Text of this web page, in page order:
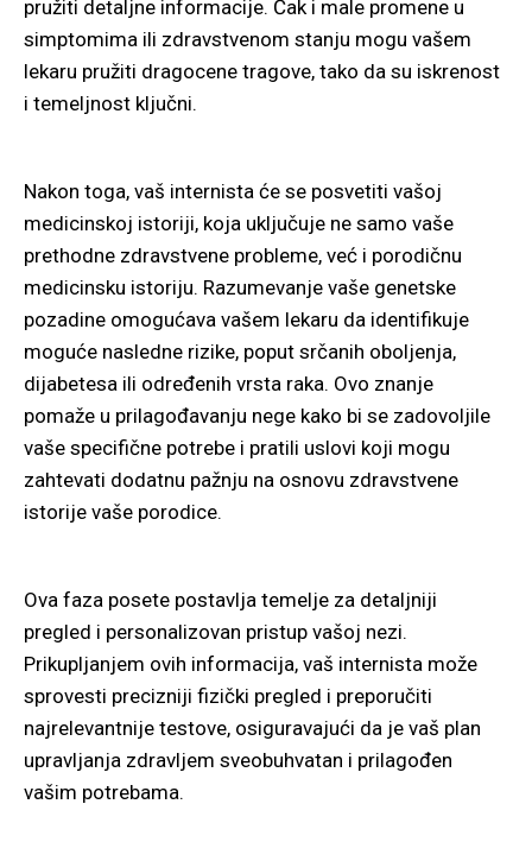
pružiti detaljne informacije. Čak i male promene u
simptomima ili zdravstvenom stanju mogu vašem
lekaru pružiti dragocene tragove, tako da su iskrenost
i temeljnost ključni.
Nakon toga, vaš internista će se posvetiti vašoj
medicinskoj istoriji, koja uključuje ne samo vaše
prethodne zdravstvene probleme, već i porodičnu
medicinsku istoriju. Razumevanje vaše genetske
pozadine omogućava vašem lekaru da identifikuje
moguće nasledne rizike, poput srčanih oboljenja,
dijabetesa ili određenih vrsta raka. Ovo znanje
pomaže u prilagođavanju nege kako bi se zadovoljile
vaše specifične potrebe i pratili uslovi koji mogu
zahtevati dodatnu pažnju na osnovu zdravstvene
istorije vaše porodice.
Ova faza posete postavlja temelje za detaljniji
pregled i personalizovan pristup vašoj nezi.
Prikupljanjem ovih informacija, vaš internista može
sprovesti precizniji fizički pregled i preporučiti
najrelevantnije testove, osiguravajući da je vaš plan
upravljanja zdravljem sveobuhvatan i prilagođen
vašim potrebama.